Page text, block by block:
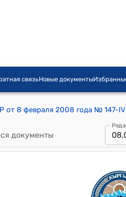
связьНовые документы
документы